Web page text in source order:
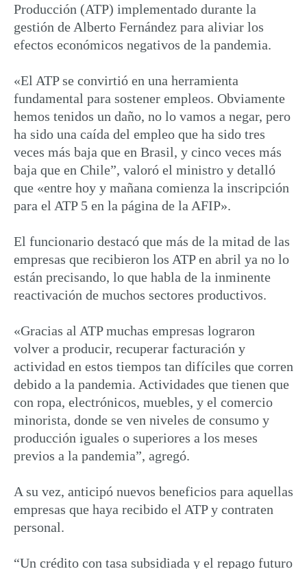
Producción (ATP) implementado durante la
gestión de Alberto Fernández para aliviar los
efectos económicos negativos de la pandemia.
«El ATP se convirtió en una herramienta
fundamental para sostener empleos. Obviamente
hemos tenidos un daño, no lo vamos a negar, pero
ha sido una caída del empleo que ha sido tres
veces más baja que en Brasil, y cinco veces más
baja que en Chile”, valoró el ministro y detalló
que «entre hoy y mañana comienza la inscripción
para el ATP 5 en la página de la AFIP».
El funcionario destacó que más de la mitad de las
empresas que recibieron los ATP en abril ya no lo
están precisando, lo que habla de la inminente
reactivación de muchos sectores productivos.
«Gracias al ATP muchas empresas lograron
volver a producir, recuperar facturación y
actividad en estos tiempos tan difíciles que corren
debido a la pandemia. Actividades que tienen que
con ropa, electrónicos, muebles, y el comercio
minorista, donde se ven niveles de consumo y
producción iguales o superiores a los meses
previos a la pandemia”, agregó.
A su vez, anticipó nuevos beneficios para aquellas
empresas que haya recibido el ATP y contraten
personal.
“Un crédito con tasa subsidiada y el repago futuro